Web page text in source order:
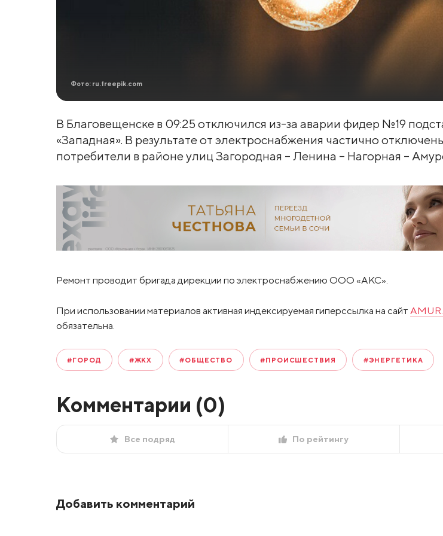
Фото: ru.freepik.com
В Благовещенске в 09:25 отключился из-за аварии фидер №19
«Западная». В результате от электроснабжения частично
потребители в районе улиц Загородная – Ленина – Нагорная –
Ремонт проводит бригада дирекции по электроснабжению ООО «АКС».
При использовании материалов активная индексируемая гиперссылка на сайт
обязательна.
#ГОРОД #ЖКХ #ОБЩЕСТВО #ПРОИСШЕСТВИЯ #ЭНЕРГЕТИКА
Комментарии (0)
Все подряд По рейтингу
Добавить комментарий